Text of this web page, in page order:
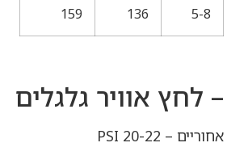
5-8
136
159
– לחץ אוויר גלגלים
אחוריים – 20-22 PSI